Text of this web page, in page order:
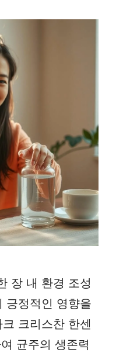
장 내 환경 조성
긍정적인 영향을
크리스찬 한센
균주의 생존력